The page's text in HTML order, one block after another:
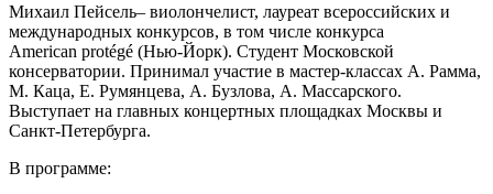
Михаил Пейсель– виолончелист, лауреат всероссийских и
международных конкурсов, в том числе конкурса
American protégé (Нью-Йорк). Студент Московской
консерватории. Принимал участие в мастер-классах А. Рамма,
М. Каца, Е. Румянцева, А. Бузлова, А. Массарского.
Выступает на главных концертных площадках Москвы и
Санкт-Петербурга.
В программе: